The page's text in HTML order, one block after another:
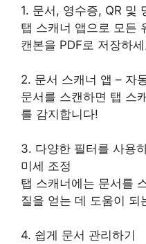
1. 문서, 영수증, QR 및
탭 스캐너 앱으로 모든
캔본을 PDF로 저장하
2. 문서 스캐너 앱 – 자
문서를 스캔하면 탭 스
를 감지합니다!
3. 다양한 필터를 사용
미세 조정
탭 스캐너에는 문서를
질을 얻는 데 도움이 되
4. 쉽게 문서 관리하기